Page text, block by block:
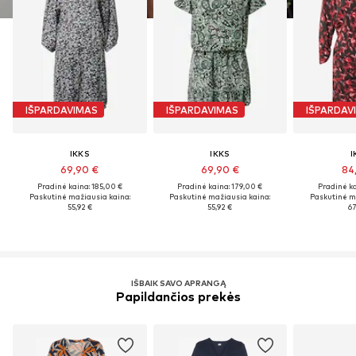
IŠPARDAVIMAS
IKKS
69,90 €
Pradinė kaina: 185,00 €
Paskutinė mažiausia kaina:
55,92 €
IŠPARDAVIMAS
IKKS
69,90 €
Pradinė kaina: 179,00 €
Paskutinė mažiausia kaina:
55,92 €
Pradinė
Paskutinė
IŠBAIK SAVO APRANGĄ
Papildančios prekės